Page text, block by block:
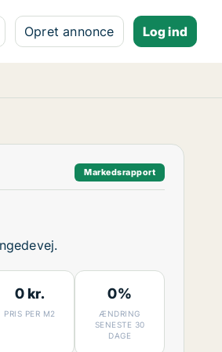
Opret annonce Log ind
Markedsrapport
0 kr.
PRIS PER M2
0%
ÆNDRING
SENESTE 30
DAGE